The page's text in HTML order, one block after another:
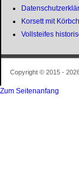
Korsett mit
Vollsteifes
Copyright © 2015 -
Zum Seitenanfang